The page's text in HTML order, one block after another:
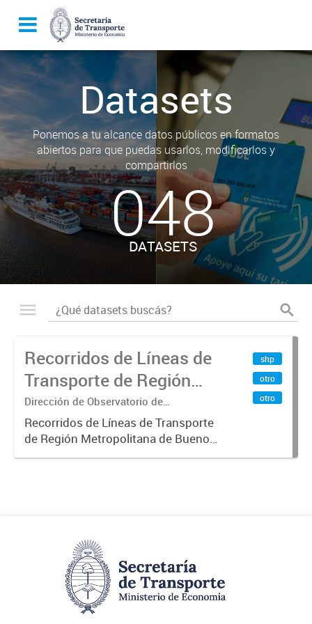
Datasets
Ponemos a tu alcance datos públicos en formatos
abiertos para que puedas usarlos, modificarlos y
compartirlos
048
DATASETS
Recorridos de Líneas de
Transporte de Región
Metropolitana de
Buenos Aires (RMBA)
Dirección de Observatorio de
Transporte, Estudio y Sistemas
Recorridos de Líneas de Transporte
de Región Metropolitana de Buenos
Aires (RMBA).-
shp
otro
otro